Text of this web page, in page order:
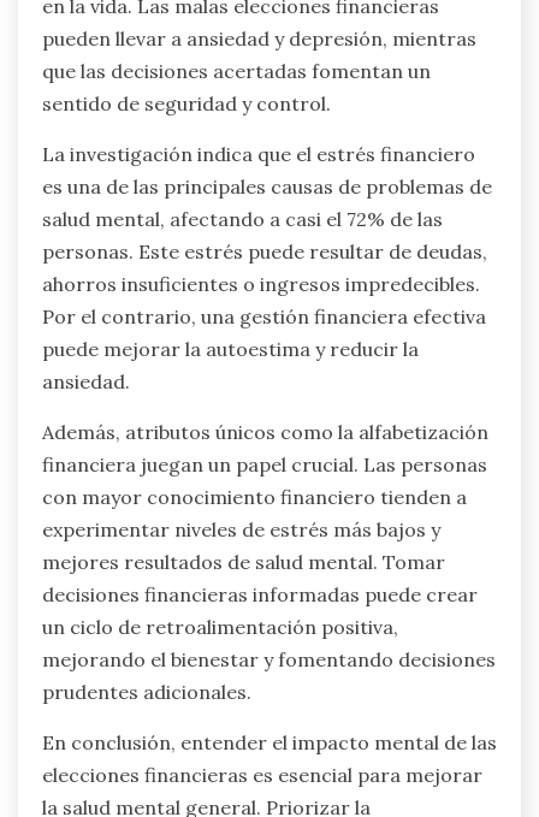
¿Cómo afectan las decisiones
financieras al bienestar mental?
Las decisiones financieras impactan
significativamente el bienestar mental al influir
en los niveles de estrés y la satisfacción general
en la vida. Las malas elecciones financieras
pueden llevar a ansiedad y depresión, mientras
que las decisiones acertadas fomentan un
sentido de seguridad y control.
La investigación indica que el estrés financiero
salud mental, afectando a casi el 72% de las
personas. Este estrés puede resultar de deudas,
ahorros insuficientes o ingresos impredecibles.
Por el contrario, una gestión financiera efectiva
puede mejorar la autoestima y reducir la
ansiedad.
Además, atributos únicos como la alfabetización
financiera juegan un papel crucial. Las personas
con mayor conocimiento financiero tienden a
experimentar niveles de estrés más bajos y
mejores resultados de salud mental. Tomar
decisiones financieras informadas puede crear